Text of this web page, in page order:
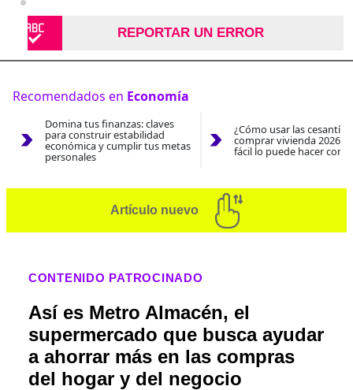
REPORTAR UN ERROR
Recomendados en Economía
Domina tus finanzas: claves
para construir estabilidad
económica y cumplir tus metas
personales
¿Cómo usar las
comprar vivienda 2026?
fácil lo puede hacer con
Artículo nuevo
CONTENIDO PATROCINADO
Así es Metro Almacén, el
supermercado que busca ayudar
a ahorrar más en las compras
del hogar y del negocio